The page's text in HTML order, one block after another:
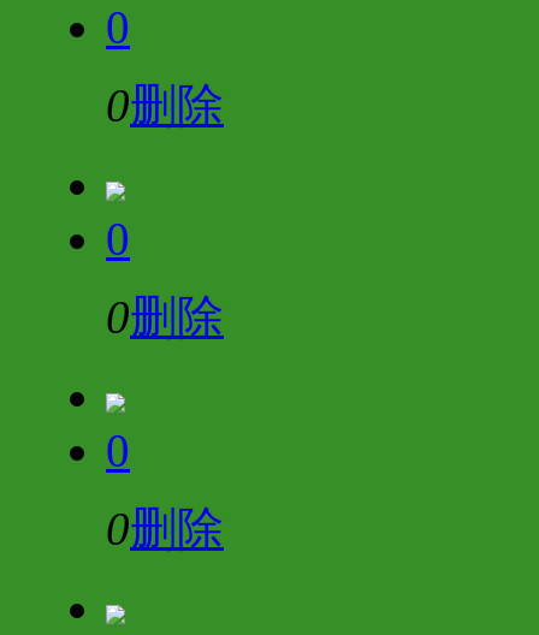
0
0删除
0
0删除
0
0删除